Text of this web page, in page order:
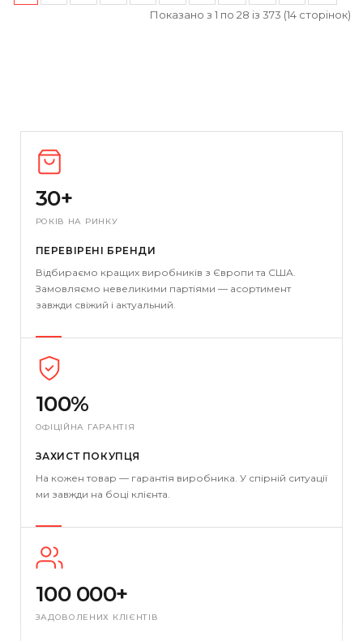
Показано з 1 по 28 із 373 (14 сторінок)
30+
РОКІВ НА РИНКУ
ПЕРЕВІРЕНІ БРЕНДИ
Відбираємо кращих виробників з Європи та США.
Замовляємо невеликими партіями — асортимент
завжди свіжий і актуальний.
100%
ОФІЦІЙНА ГАРАНТІЯ
ЗАХИСТ ПОКУПЦЯ
На кожен товар — гарантія виробника. У спірній ситуації
ми завжди на боці клієнта.
100 000+
ЗАДОВОЛЕНИХ КЛІЄНТІВ